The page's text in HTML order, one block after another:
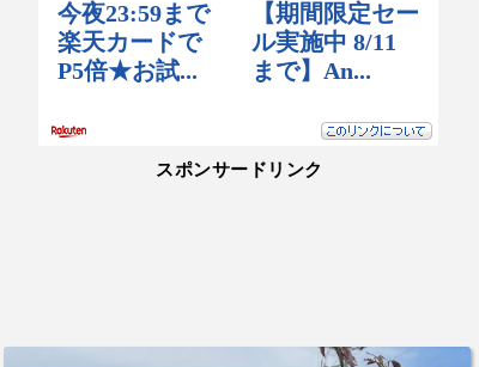
スポンサードリンク